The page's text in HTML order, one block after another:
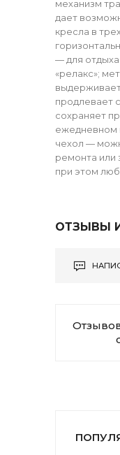
механизм
дает
кресла в
— для
«релакс»;
выдерживает
продлевает
сохраняет
ежедневном
чехол —
ремонта или
при этом
ОТЗЫВЫ